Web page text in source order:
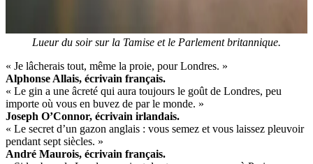
Lueur du soir sur la Tamise et le Parlement britannique.
« Je lâcherais tout, même la proie, pour Londres. »
Alphonse Allais, écrivain français.
« Le gin a une âcreté qui aura toujours le goût de Londres, peu
importe où vous en buvez de par le monde. »
Joseph O’Connor, écrivain irlandais.
« Le secret d’un gazon anglais : vous semez et vous laissez pleuvoir
pendant sept siècles. »
André Maurois, écrivain français.